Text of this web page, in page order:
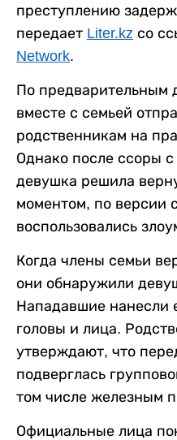
преступлению
передает Liter.kz со
Network.
По предварительным
вместе с семьей
родственникам на
Однако после ссоры
девушка решила
моментом, по версии
воспользовались
Когда члены семьи
они обнаружили
Нападавшие нанесли
головы и лица.
утверждают, что
подверглась
том числе железным
Официальные лица